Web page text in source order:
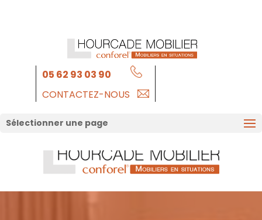
05 62 93 03 90
CONTACTEZ-NOUS
Sélectionner une page